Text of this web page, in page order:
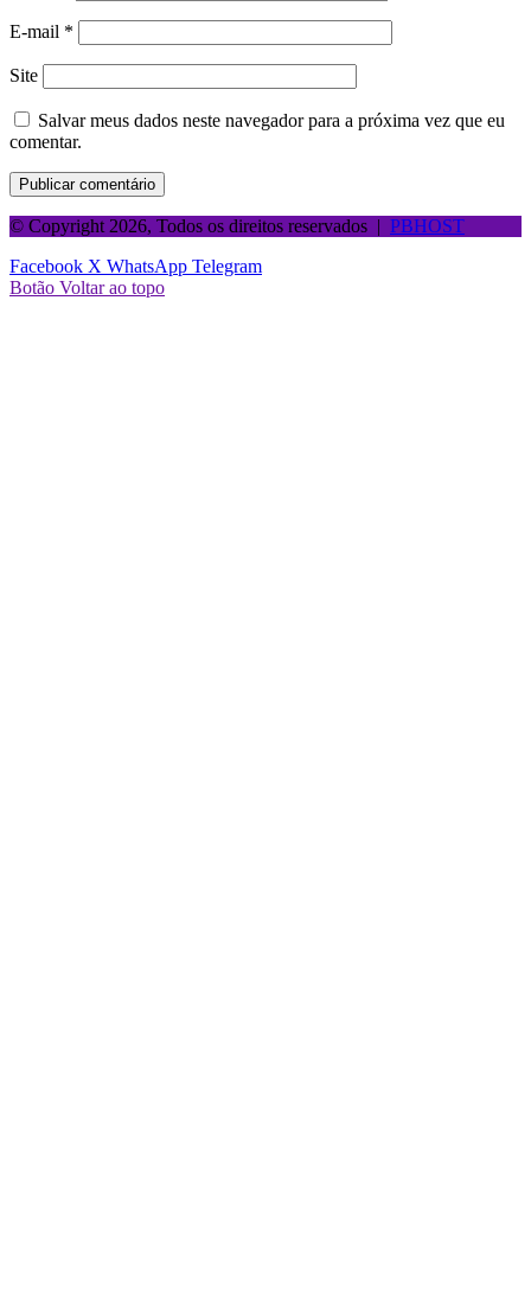
E-mail *
Site
Salvar meus dados neste navegador para a próxima vez que eu
comentar.
© Copyright 2026, Todos os direitos reservados | PBHOST
Facebook X WhatsApp Telegram
Botão Voltar ao topo